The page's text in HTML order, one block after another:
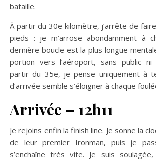
bataille.
À partir du 30e kilomètre, j’arrête de
pieds : je m’arrose abondamment à
dernière boucle est la plus longue
portion vers l’aéroport, sans public ni
partir du 35e, je pense uniquement à
d’arrivée semble s’éloigner à chaque
Arrivée – 12h11
Je rejoins enfin la finish line. Je sonne la
de leur premier Ironman, puis je
s’enchaîne très vite. Je suis